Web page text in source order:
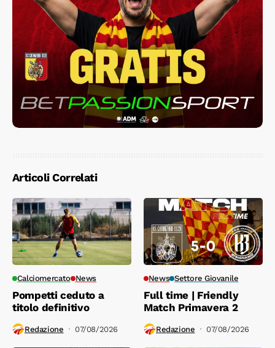
Articoli Correlati
Calciomercato News
Pompetti ceduto a
titolo definitivo
Redazione 07/08/2026
News Settore Giovanile
Full time | Friendly
Match Primavera 2
Redazione 07/08/2026